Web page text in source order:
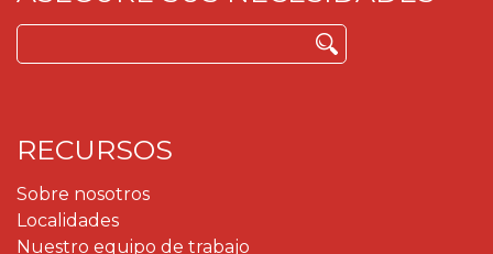
RECURSOS
Sobre nosotros
Localidades
Nuestro equipo de trabajo